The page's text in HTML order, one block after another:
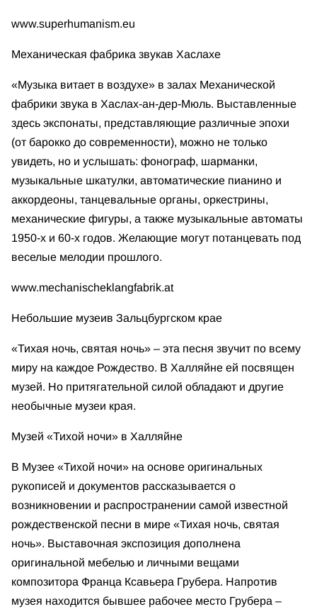
www.superhumanism.eu
Механическая фабрика звукав Хаслахе
«Музыка витает в воздухе» в залах Механической
фабрики звука в Хаслах-ан-дер-Мюль. Выставленные
здесь экспонаты, представляющие различные эпохи
(от барокко до современности), можно не только
увидеть, но и услышать: фонограф, шарманки,
музыкальные шкатулки, автоматические пианино и
аккордеоны, танцевальные органы, оркестрины,
механические фигуры, а также музыкальные автоматы
1950-х и 60-х годов. Желающие могут потанцевать под
веселые мелодии прошлого.
www.mechanischeklangfabrik.at
Небольшие музеив Зальцбургском крае
«Тихая ночь, святая ночь» – эта песня звучит по всему
миру на каждое Рождество. В Халляйне ей посвящен
музей. Но притягательной силой обладают и другие
необычные музеи края.
Музей «Тихой ночи» в Халляйне
В Музее «Тихой ночи» на основе оригинальных
рукописей и документов рассказывается о
возникновении и распространении самой известной
рождественской песни в мире «Тихая ночь, святая
ночь». Выставочная экспозиция дополнена
оригинальной мебелью и личными вещами
композитора Франца Ксавьера Грубера. Напротив
музея находится бывшее рабочее место Грубера –